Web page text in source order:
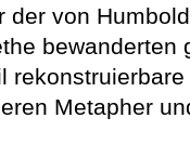
der von
bewanderten
Metapher